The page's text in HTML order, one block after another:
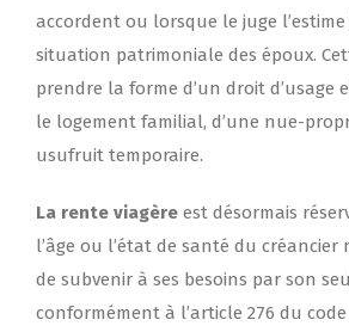
accordent ou lorsque le juge
situation patrimoniale des époux.
prendre la forme d’un droit d’usage
le logement familial, d’une nue-
usufruit temporaire.
La rente viagère est désormais
l’âge ou l’état de santé du créancier
de subvenir à ses besoins par son
conformément à l’article 276 du